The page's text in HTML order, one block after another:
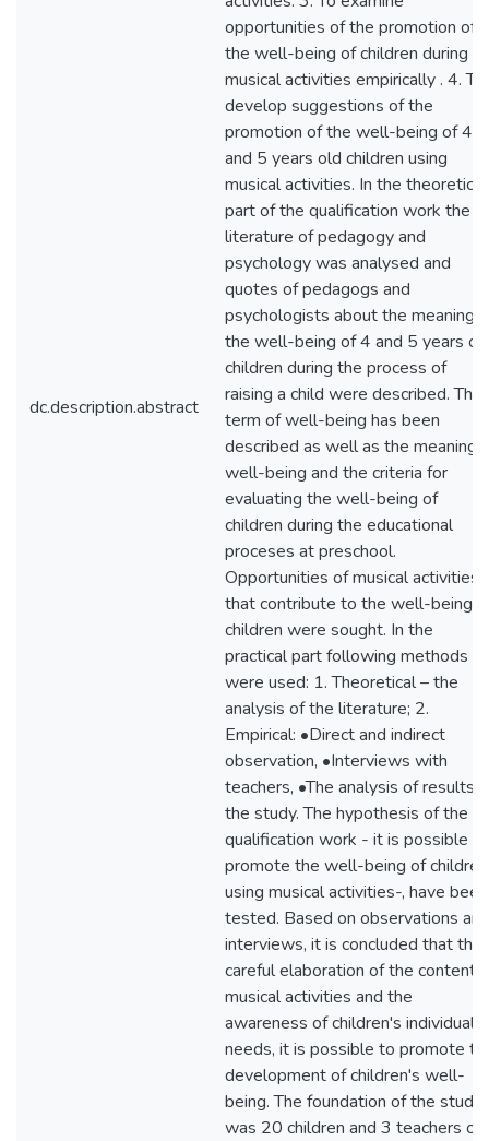
dc.description.abstract
opportunities of the promotion of
the well-being of children during
musical activities empirically . 4. To
develop suggestions of the
promotion of the well-being of 4
and 5 years old children using
musical activities. In the theoretical
part of the qualification work the
literature of pedagogy and
psychology was analysed and
quotes of pedagogs and
psychologists about the meaning
the well-being of 4 and 5 years
children during the process of
raising a child were described. The
term of well-being has been
described as well as the meaning
well-being and the criteria for
evaluating the well-being of
children during the educational
proceses at preschool.
Opportunities of musical activities
that contribute to the well-being
children were sought. In the
practical part following methods
were used: 1. Theoretical – the
analysis of the literature; 2.
Empirical: •Direct and indirect
observation, •Interviews with
teachers, •The analysis of results
the study. The hypothesis of the
qualification work - it is possible to
promote the well-being of children
using musical activities-, have been
tested. Based on observations and
interviews, it is concluded that the
careful elaboration of the content
musical activities and the
awareness of children's individual
needs, it is possible to promote
development of children's well-
being. The foundation of the study
was 20 children and 3 teachers of